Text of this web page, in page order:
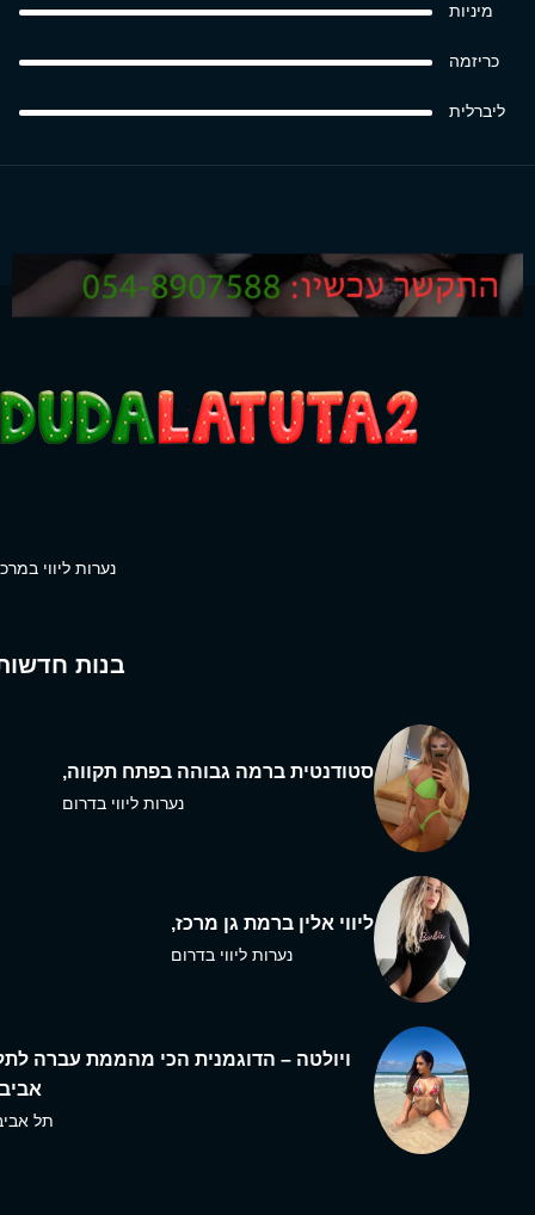
מיניות
כריזמה
ליברלית
נערות ליווי
בנות
סטודנטית ברמה גבוהה בפתח תקווה,
נערות ליווי בדרום
ליווי אלין ברמת גן מרכז,
נערות ליווי בדרום
ויולטה – הדוגמנית הכי מהממת עברה
תל